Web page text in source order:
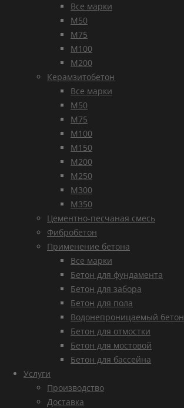
Все марки
М50
М75
М100
М200
Керамзитобетон
Все марки
М50
М75
М100
М150
М200
М250
М300
М350
Цементно-песчаная смесь
Фибробетон
Применение бетона
Все марки
Бетон для фундамента
Бетон для забора
Бетон для пола
Водонепроницаемый бетон
Бетон для отмостки
Бетон для мостовой
Бетон для бассейна
Услуги
Производство
Доставка